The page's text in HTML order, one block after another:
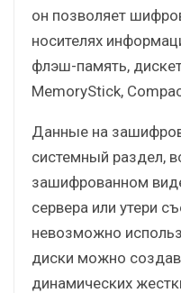
он позволяет
носителях
флэш-память,
MemoryStick,
Данные на
системный раздел,
зашифрованном
сервера или утери
невозможно
диски можно
динамических